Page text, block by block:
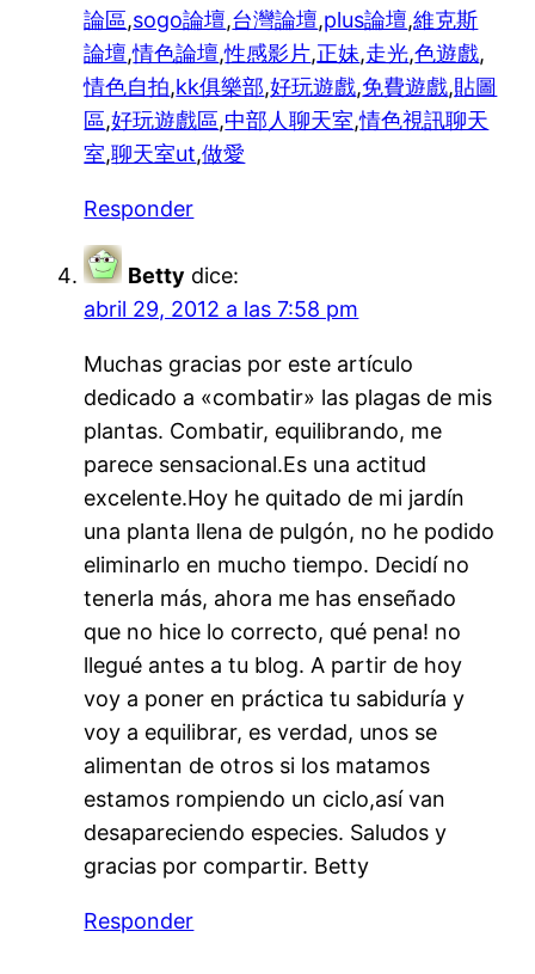
論區,sogo論壇,台灣論壇,plus論壇,維克斯
論壇,情色論壇,性感影片,正妹,走光,色遊戲,
情色自拍,kk俱樂部,好玩遊戲,免費遊戲,貼圖
區,好玩遊戲區,中部人聊天室,情色視訊聊天
室,聊天室ut,做愛
Responder
Betty dice:
abril 29, 2012 a las 7:58 pm
Muchas gracias por este artículo
dedicado a «combatir» las plagas de mis
plantas. Combatir, equilibrando, me
parece sensacional.Es una actitud
excelente.Hoy he quitado de mi jardín
una planta llena de pulgón, no he podido
eliminarlo en mucho tiempo. Decidí no
tenerla más, ahora me has enseñado
que no hice lo correcto, qué pena! no
llegué antes a tu blog. A partir de hoy
voy a poner en práctica tu sabiduría y
voy a equilibrar, es verdad, unos se
alimentan de otros si los matamos
estamos rompiendo un ciclo,así van
desapareciendo especies. Saludos y
gracias por compartir. Betty
Responder